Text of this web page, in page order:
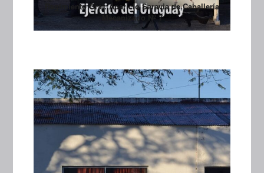
Regimiento Gral. Aparicio Saravia de Caballería
Mecanizado Nº 7